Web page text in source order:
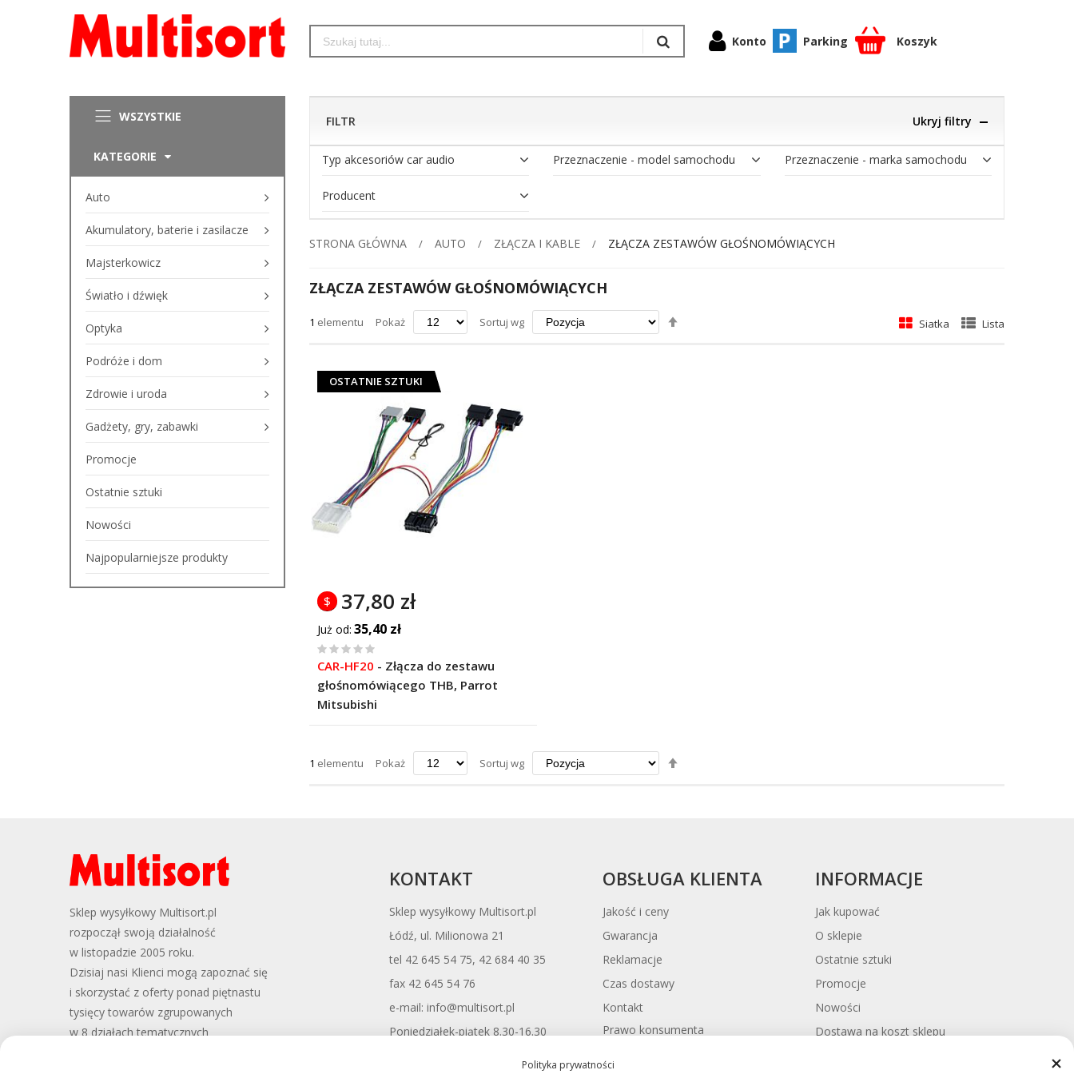
Konto Parking Koszyk
FILTR Ukryj filtry
Typ akcesoriów car audio Przeznaczenie - model samochodu Przeznaczenie - marka samochodu
Producent
STRONA GŁÓWNA AUTO ZŁĄCZA I KABLE ZŁĄCZA ZESTAWÓW GŁOŚNOMÓWIĄCYCH
ZŁĄCZA ZESTAWÓW GŁOŚNOMÓWIĄCYCH
Siatka Lista
1 elementu Pokaż Sortuj wg
OSTATNIE SZTUKI
37,80 zł
$
Już od 35,40 zł
%
of
100
CAR-HF20 - Złącza do zestawu
głośnomówiącego THB, Parrot
Mitsubishi
1 elementu Pokaż Sortuj wg
WSZYSTKIE
KATEGORIE
Auto
Akumulatory, baterie i zasilacze
Majsterkowicz
Światło i dźwięk
Optyka
Podróże i dom
Zdrowie i uroda
Gadżety, gry, zabawki
Promocje
Ostatnie sztuki
Nowości
Najpopularniejsze produkty
Sklep wysyłkowy Multisort.pl
rozpoczął swoją działalność
w listopadzie 2005 roku.
Dzisiaj nasi Klienci mogą zapoznać się
i skorzystać z oferty ponad piętnastu
tysięcy towarów zgrupowanych
w 8 działach tematycznych
KONTAKT
Sklep wysyłkowy Multisort.pl
Łódź, ul. Milionowa 21
tel 42 645 54 75, 42 684 40 35
fax 42 645 54 76
e-mail: info@multisort.pl
Poniedziałek-piątek 8.30-16.30
OBSŁUGA KLIENTA
Jakość i ceny
Gwarancja
Reklamacje
Czas dostawy
Kontakt
Prawo konsumenta
INFORMACJE
Jak kupować
O sklepie
Ostatnie sztuki
Promocje
Nowości
Dostawa na koszt sklepu
Polityka prywatności